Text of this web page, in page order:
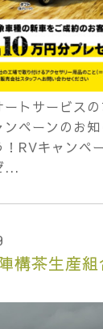
ートサービス
ンペーンのお
！RVキャン
...
構茶生産